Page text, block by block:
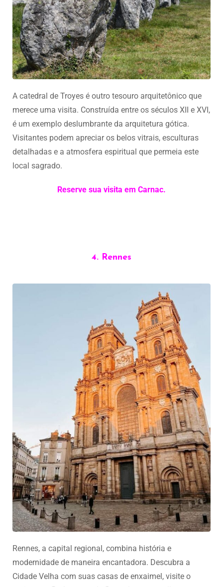
A catedral de Troyes é outro tesouro arquitetônico que
merece uma visita. Construída entre os séculos XII e XVI,
é um exemplo deslumbrante da arquitetura gótica.
Visitantes podem apreciar os belos vitrais, esculturas
detalhadas e a atmosfera espiritual que permeia este
local sagrado.
Reserve sua visita em Carnac.
4. Rennes
Rennes, a capital regional, combina história e
modernidade de maneira encantadora. Descubra a
Cidade Velha com suas casas de enxaimel, visite o